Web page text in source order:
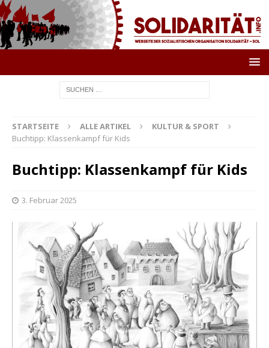
STARTSEITE ALLE ARTIKEL
KULTUR & SPORT
Buchtipp: Klassenkampf für Kids
Buchtipp: Klassenkampf für Kids
3. Februar 2025